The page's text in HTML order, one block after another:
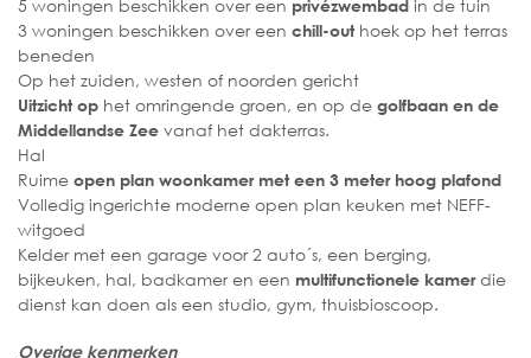
5 woningen beschikken over een privézwembad in de tuin
3 woningen beschikken over een chill-outhoek op het terras
beneden
Op het zuiden, westen of noorden gericht
Uitzicht op het omringende groen, en op de golfbaan en de
Middellandse Zee vanaf het dakterras.
Hal
Ruime open plan woonkamer met een 3 meter hoog plafond
Volledig ingerichte moderne open plan keuken met NEFF-
witgoed
Kelder met een garage voor 2 auto´s, een berging,
bijkeuken, hal, badkamer en een multifunctionele kamerdie
dienst kan doen als een studio, gym, thuisbioscoop.
Overige kenmerken